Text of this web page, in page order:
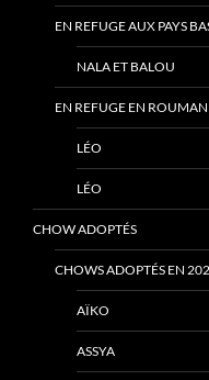
EN REFUGE AUX PAYS
NALA ET BALOU
EN REFUGE EN
LÉO
LÉO
CHOW ADOPTÉS
CHOWS ADOPTÉS EN
AÏKO
ASSYA